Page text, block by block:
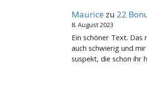
Maurice zu 22
8. August 2023
Ein schöner Text. Das
auch schwierig und
suspekt, die schon ihr